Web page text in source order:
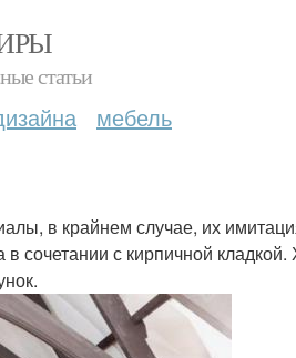
статьи
мебель
в крайнем случае, их
в сочетании с кирпичной